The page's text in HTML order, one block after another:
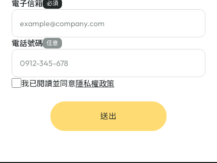
電子信箱 必須
電話號碼 任意
我已閱讀並同意隱私權政策
送出